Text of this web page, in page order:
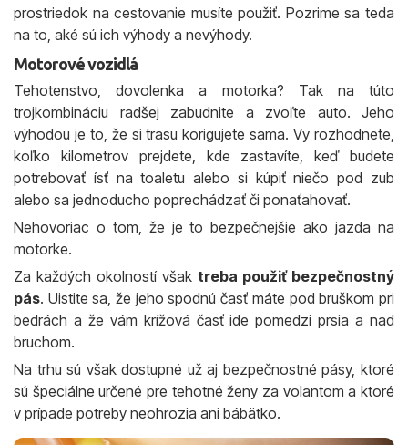
prostriedok na cestovanie musíte použiť. Pozrime sa teda
na to, aké sú ich výhody a nevýhody.
Motorové vozidlá
Tehotenstvo, dovolenka a motorka? Tak na túto
trojkombináciu radšej zabudnite a zvoľte auto. Jeho
výhodou je to, že si trasu korigujete sama. Vy rozhodnete,
koľko kilometrov prejdete, kde zastavíte, keď budete
potrebovať ísť na toaletu alebo si kúpiť niečo pod zub
alebo sa jednoducho poprechádzať či ponaťahovať.
Nehovoriac o tom, že je to bezpečnejšie ako jazda na
motorke.
Za každých okolností však treba použiť bezpečnostný
pás. Uistite sa, že jeho spodnú časť máte pod bruškom pri
bedrách a že vám krížová časť ide pomedzi prsia a nad
bruchom.
Na trhu sú však dostupné už aj bezpečnostné pásy, ktoré
sú špeciálne určené pre tehotné ženy za volantom a ktoré
v prípade potreby neohrozia ani bábätko.